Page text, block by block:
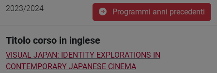
2023/2024 Programmi anni precedenti
Titolo corso in inglese
VISUAL JAPAN: IDENTITY EXPLORATIONS IN
CONTEMPORARY JAPANESE CINEMA